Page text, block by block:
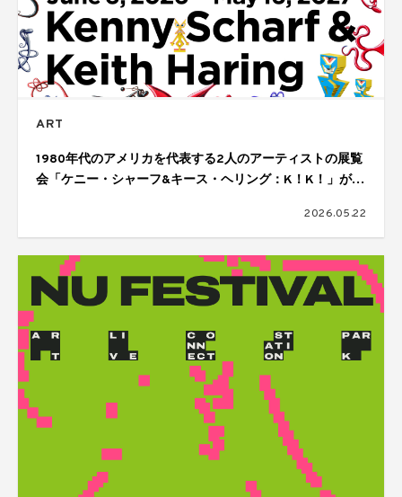
ART
1980年代のアメリカを代表する2人のアーティストの展覧
会「ケニー・シャーフ&キース・ヘリング：K！K！」が開
2026.05.22